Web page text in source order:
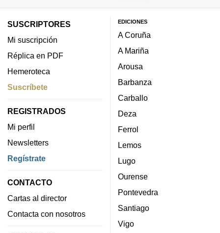
SUSCRIPTORES
Mi suscripción
Réplica en PDF
Hemeroteca
Suscríbete
REGISTRADOS
Mi perfil
Newsletters
Regístrate
CONTACTO
Cartas al director
Contacta con nosotros
EDICIONES
A Coruña
A Mariña
Arousa
Barbanza
Carballo
Deza
Ferrol
Lemos
Lugo
Ourense
Pontevedra
Santiago
Vigo